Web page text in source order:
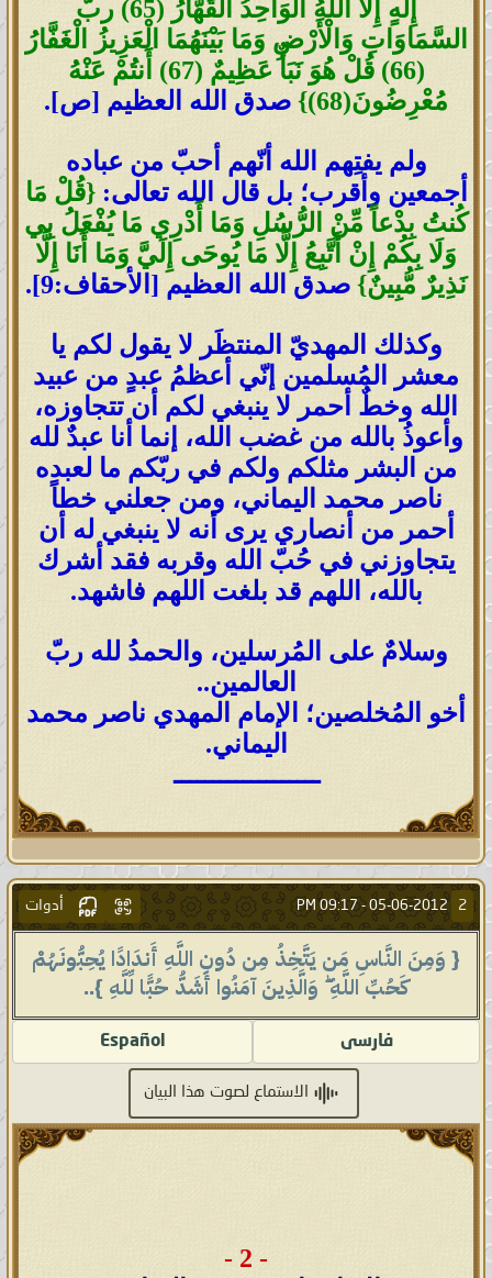
إِلَهٍ إِلَّا اللَّهُ الْوَاحِدُ الْقَهَّارُ (65) ربّ
السَّمَاوَاتِ وَالْأَرْضِ وَمَا بَيْنَهُمَا الْعَزِيزُ الْغَفَّارُ
(66) قُلْ هُوَ نَبَأٌ عَظِيمٌ (67) أَنتُمْ عَنْهُ
مُعْرِضُونَ(68)}
صدق الله العظيم [ص].
ولم يفتِهم الله أنّهم أحبّ من عباده
أجمعين وأقرب؛ بل قال الله تعالى:{قُلْ مَا
كُنتُ بِدْعاً مِّنْ الرُّسُلِ وَمَا أَدْرِي مَا يُفْعَلُ بِي
وَلَا بِكُمْ إِنْ أَتَّبِعُ إِلَّا مَا يُوحَى إِلَيَّ وَمَا أَنَا إِلَّا
نَذِيرٌ مُّبِينٌ} صدق الله العظيم [الأحقاف:9].
وكذلك المهديّ المنتظَر لا يقول لكم يا
معشر المُسلمين إنّي أعظمُ عبدٍ من عبيد
الله وخطٌ أحمر لا ينبغي لكم أن تتجاوزه،
وأعوذُ بالله من غضب الله، إنما أنا عبدٌ لله
من البشر مثلكم ولكم في ربّكم ما لعبده
ناصر محمد اليماني، ومن جعلني خطاً
أحمر من أنصاري يرى أنه لا ينبغي له أن
يتجاوزني في حُبّ الله وقربه فقد أشرك
بالله، اللهم قد بلغت اللهم فاشهد.
وسلامٌ على المُرسلين، والحمدُ لله ربّ
العالمين..
أخو المُخلصين؛ الإمام المهدي ناصر محمد
اليماني.
ـــــــــــــــــــ
2
05-06-2012 -
09:17 PM أدوات
{ وَمِنَ النَّاسِ مَن يَتَّخِذُ مِن دُونِ اللَّهِ أَندَادًا يُحِبُّونَهُمْ
كَحُبِّ اللَّهِ ۖ وَالَّذِينَ آمَنُوا أَشَدُّ حُبًّا لِّلَّهِ }..
فارسى Español
الاستماع لصوت هذا البيان
- 2 -